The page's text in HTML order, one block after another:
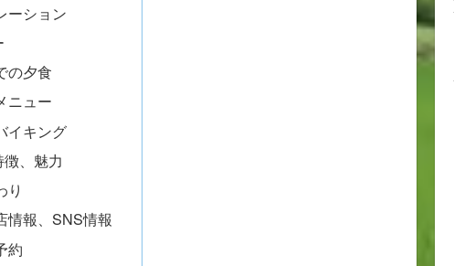
ーション
の夕食
ニュー
イキング
、魅力
り
情報、SNS情報
約